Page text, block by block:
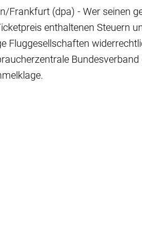
Frankfurt (dpa) - Wer seinen
enthaltenen Steuern
Fluggesellschaften